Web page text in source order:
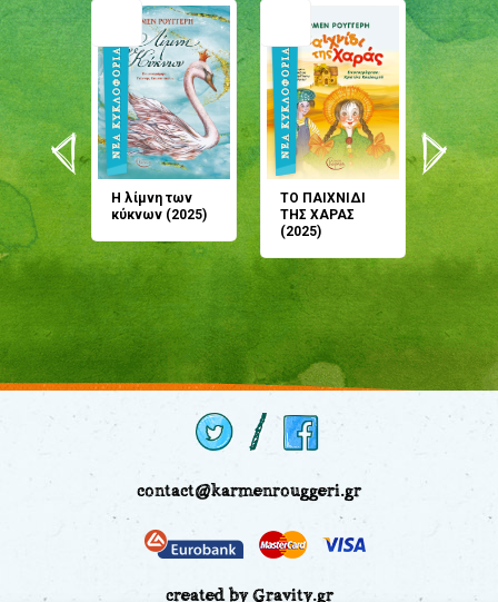
Η λίμνη των
κύκνων (2025)
ΤΟ ΠΑΙΧΝΙΔΙ
ΤΗΣ ΧΑΡΑΣ
(2025)
μου;
(2024)
contact@karmenrouggeri.gr
created by Gravity.gr